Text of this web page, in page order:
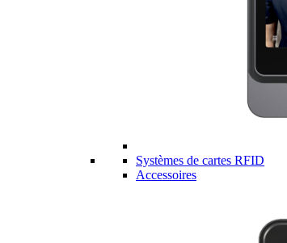
Systèmes de cartes RFID
Accessoires